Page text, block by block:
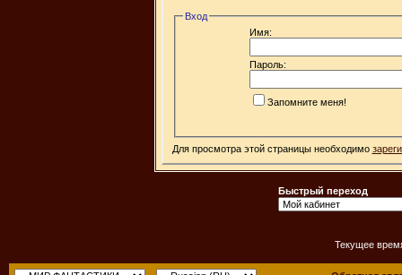
Вход
Имя:
Пароль:
Запомните меня!
Для просмотра этой страницы необходимо
Быстрый переход
Текущее